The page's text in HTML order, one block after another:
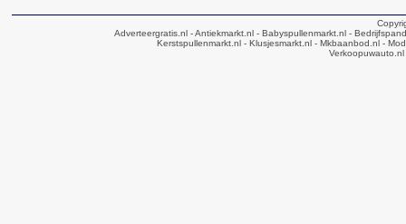
Adverteergratis.nl - Antiekmarkt.nl - Babyspullenmarkt.nl -
Kerstspullenmarkt.nl- Klusjesmarkt.nl- Mkbaanbod.nl-
Verkoopuwauto.nl